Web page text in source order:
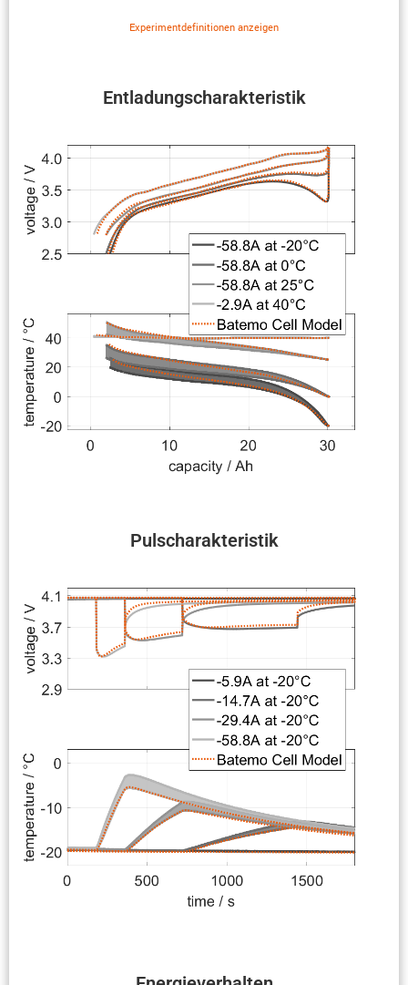
Entla­dungs­cha­rak­te­ristik
Pulscha­rak­te­ristik
Experi­ment­de­fi­ni­tionen anzeigen